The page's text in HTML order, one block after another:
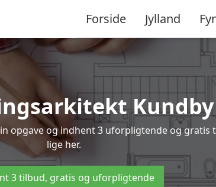
Forside Jylland
Kundby
opgave og indhent 3 uforpligtende og
lige her.
3 tilbud, gratis og uforpligtende